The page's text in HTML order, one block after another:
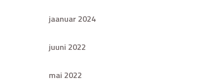
jaanuar 2024
juuni 2022
mai 2022